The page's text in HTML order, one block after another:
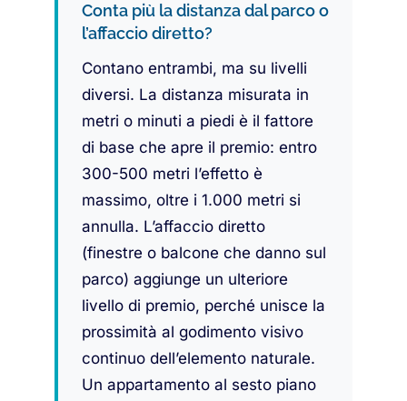
Conta più la distanza dal parco o
l’affaccio diretto?
Contano entrambi, ma su livelli
diversi. La distanza misurata in
metri o minuti a piedi è il fattore
di base che apre il premio: entro
300-500 metri l’effetto è
massimo, oltre i 1.000 metri si
annulla. L’affaccio diretto
(finestre o balcone che danno sul
parco) aggiunge un ulteriore
livello di premio, perché unisce la
prossimità al godimento visivo
continuo dell’elemento naturale.
Un appartamento al sesto piano